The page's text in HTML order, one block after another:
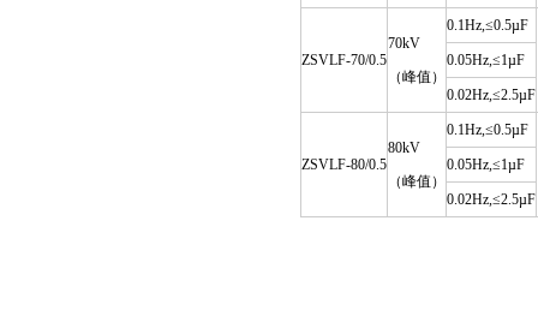
ZSVLF-70/0.5
70kV
（峰值）
0.1Hz,≤0.5µF
0.05Hz,≤1µF
0.02Hz,≤2.5µF
ZSVLF-80/0.5
80kV
（峰值）
0.1Hz,≤0.5µF
0.05Hz,≤1µF
0.02Hz,≤2.5µF